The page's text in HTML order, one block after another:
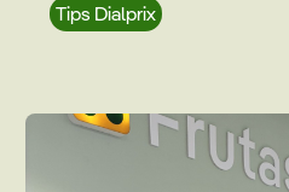
Tips Dialprix